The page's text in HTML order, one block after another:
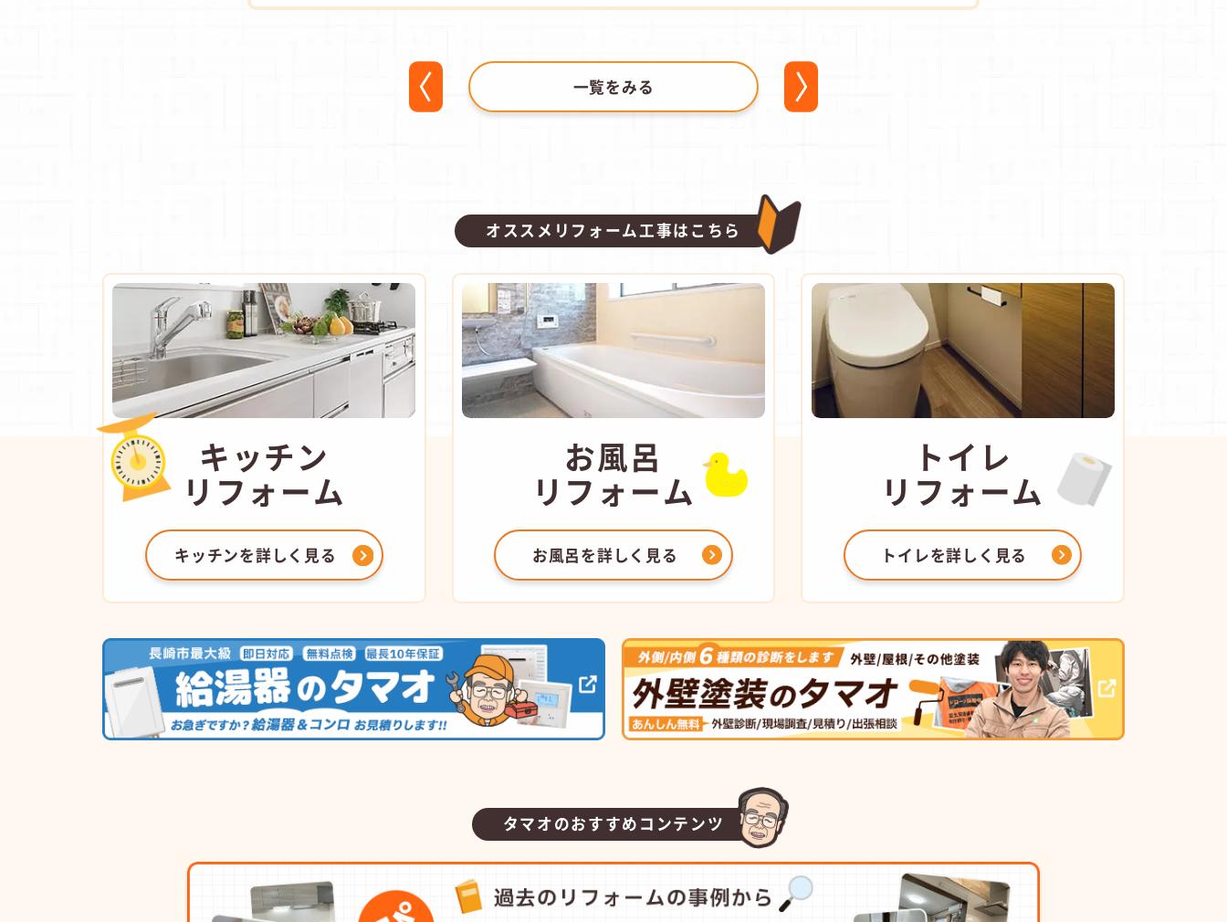
一覧をみる
オススメリフォーム工事はこちら
キッチン
リフォーム
キッチンを詳しく見る
お風呂
リフォーム
お風呂を詳しく見る
トイレ
リフォーム
トイレを詳しく見る
タマオのおすすめコンテンツ